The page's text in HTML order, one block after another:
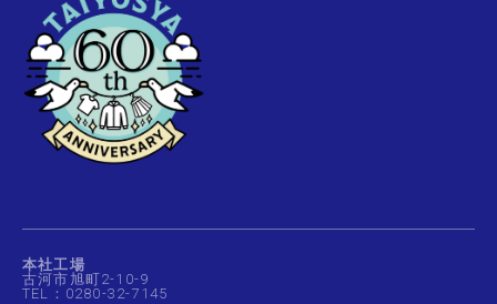
本社工場
古河市旭町2-10-9
TEL：0280-32-7145